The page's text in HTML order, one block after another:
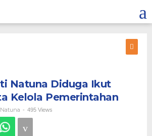
Natuna Diduga Ikut
Kelola Pemerintahan
Natuna - 495 Views